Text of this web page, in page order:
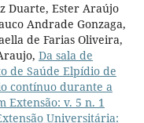
Duarte, Ester Araújo
Andrade Gonzaga,
de Farias Oliveira,
Da sala de
de Saúde Elpídio de
contínuo durante a
Extensão: v. 5 n. 1
Universitária: